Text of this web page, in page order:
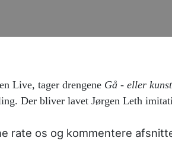
Live, tager drengene Gå - eller
Der bliver lavet Jørgen Leth
rate os og kommentere